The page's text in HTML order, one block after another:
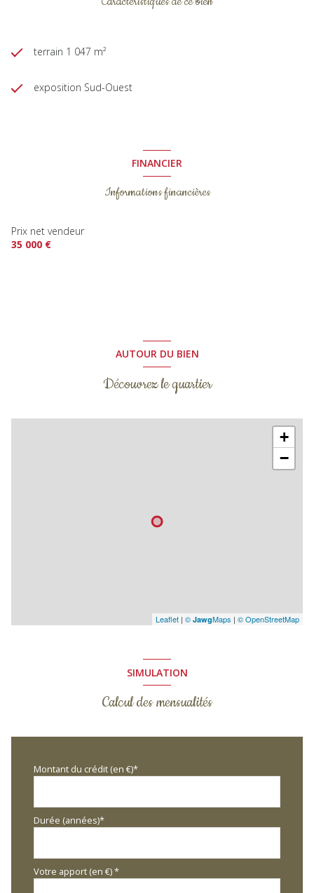
terrain 1 047 m²
exposition Sud-Ouest
FINANCIER
Informations financières
Prix net vendeur
35 000 €
AUTOUR DU BIEN
Découvrez le quartier
+
−
Leaflet | © JawgMaps | © OpenStreetMap
SIMULATION
Calcul des mensualités
Montant du crédit (en €)*
Durée (années)*
Votre apport (en €) *